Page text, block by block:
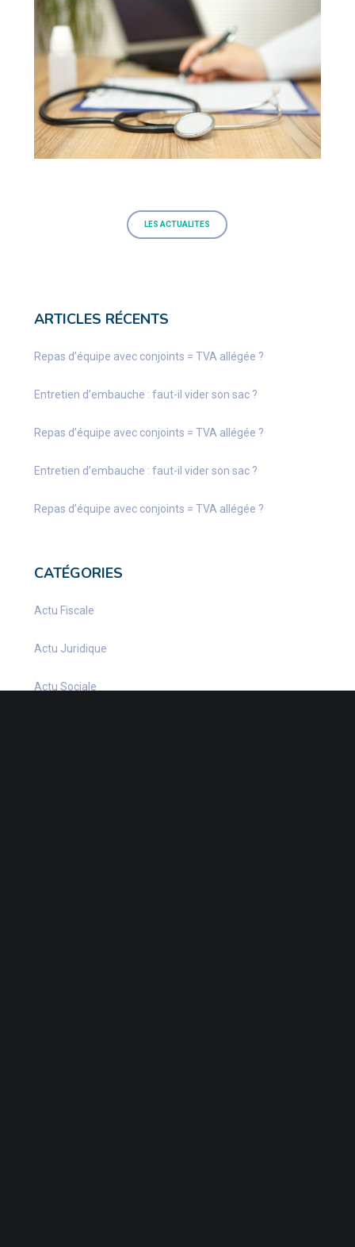
LES ACTUALITES
ARTICLES RÉCENTS
Repas d’équipe avec conjoints = TVA allégée ?
Entretien d’embauche : faut-il vider son sac ?
Repas d’équipe avec conjoints = TVA allégée ?
Entretien d’embauche : faut-il vider son sac ?
Repas d’équipe avec conjoints = TVA allégée ?
CATÉGORIES
Actu Fiscale
Actu Juridique
Actu Sociale